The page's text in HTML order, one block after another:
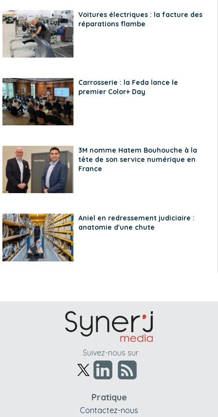
Voitures électriques : la facture des
réparations flambe
Carrosserie : la Feda lance le
premier Color+ Day
3M nomme Hatem Bouhouche à la
tête de son service numérique en
France
Aniel en redressement judiciaire :
anatomie d'une chute
Suivez-nous sur
Pratique
Contactez-nous